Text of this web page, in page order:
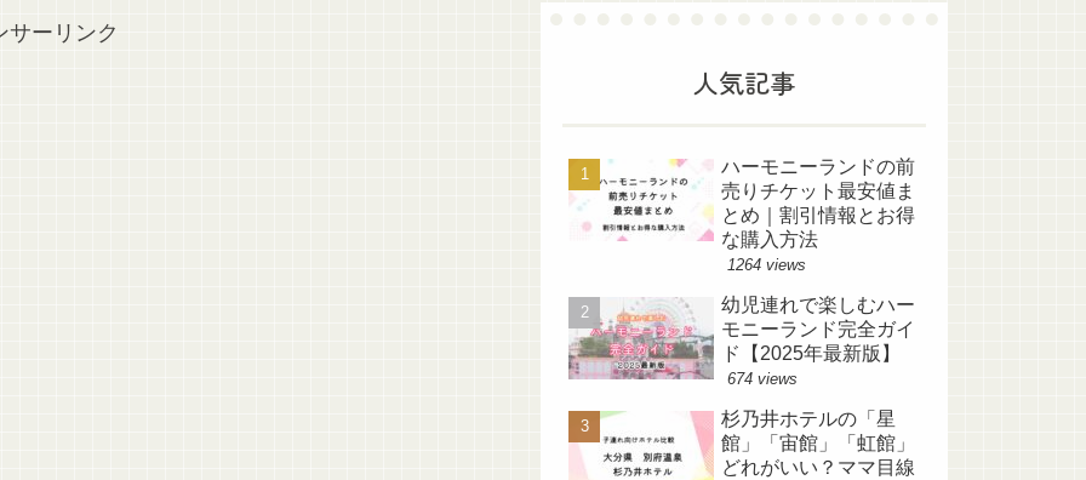
サーリンク
人気記事
ハーモニーランドの前
売りチケット最安値ま
とめ｜割引情報とお得
な購入方法
1264 views
幼児連れで楽しむハー
モニーランド完全ガイ
ド【2025年最新版】
674 views
杉乃井ホテルの「星
館」「宙館」「虹館」
どれがいい？ママ目線